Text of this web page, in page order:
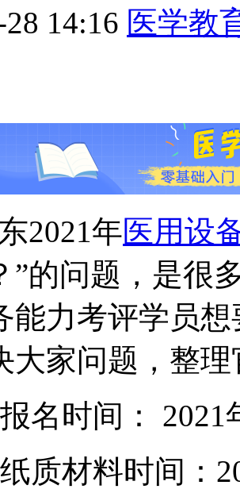
14:16 医学教
2021年医用设
”的问题，是很
能力考评学员
大家问题，整
名时间： 2021
质材料时间：